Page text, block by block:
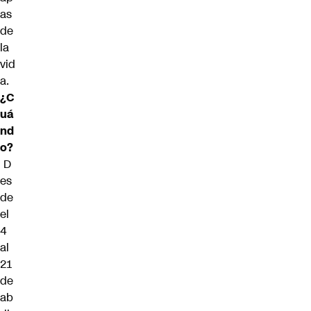
as
de
la
vid
a.
¿C
uá
nd
o?
D
es
de
el
4
al
21
de
ab